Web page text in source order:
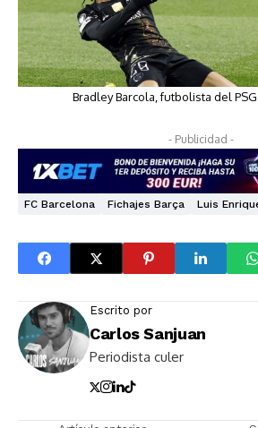
Bradley Barcola, futbolista del
- Publicidad -
FC Barcelona Fichajes Barça Luis
Escrito por
Carlos Sanjuan
Periodista culer